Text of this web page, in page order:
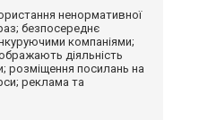
ненормативної
безпосереднє
компаніями;
діяльність
розміщення посилань на
реклама та